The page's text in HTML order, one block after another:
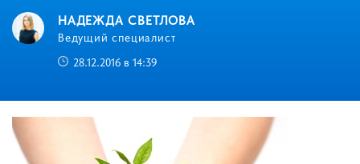
НАДЕЖДА СВЕТЛОВА
Ведущий специалист
28.12.2016 в 14:39